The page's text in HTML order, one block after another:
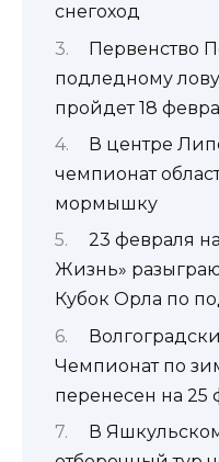
снегоход
Первенство
подледному
пройдет 18
В центре
чемпионат
мормышку
23 февраля
Жизнь»
Кубок Орла по
Чемпионат по
перенесен на 25
В